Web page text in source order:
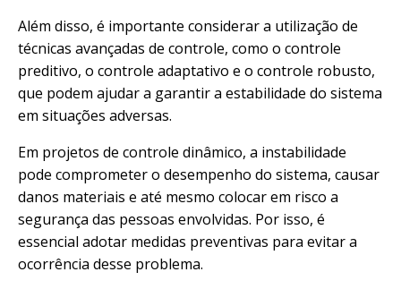
Além disso, é importante considerar a utilização de
técnicas avançadas de controle, como o controle
preditivo, o controle adaptativo e o controle robusto,
que podem ajudar a garantir a estabilidade do sistema
em situações adversas.
Em projetos de controle dinâmico, a instabilidade
pode comprometer o desempenho do sistema, causar
danos materiais e até mesmo colocar em risco a
segurança das pessoas envolvidas. Por isso, é
essencial adotar medidas preventivas para evitar a
ocorrência desse problema.